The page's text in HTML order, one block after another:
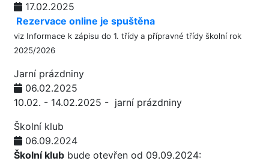
17.02.2025
Rezervace online je spuštěna
viz Informace k zápisu do 1. třídy a přípravné třídy školní rok
2025/2026
Jarní prázdniny
06.02.2025
10.02. - 14.02.2025 - jarní prázdniny
Školní klub
06.09.2024
Školní klub bude otevřen od 09.09.2024: